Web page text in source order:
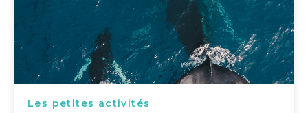
Les petites activités